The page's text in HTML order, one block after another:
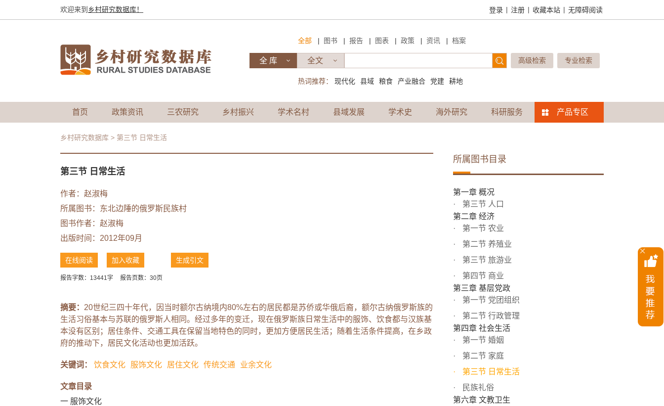
欢迎来到 乡村研究数据库！ 登录 | 注册 | 收藏本站 | 无障碍阅读
全部 | 图书 | 报告 | 图表 | 政策 | 资讯 | 档案
高级检索 专业检索
热词推荐： 现代化 县域 粮食 产业融合 党建 耕地
首页 政策资讯 三农研究 乡村振兴 学术名村 县域发展 学术史 海外研究 科研服务 产品专区
乡村研究数据库 > 第三节 日常生活
第三节 日常生活
作者： 赵淑梅
所属图书： 东北边陲的俄罗斯民族村
图书作者： 赵淑梅
出版时间：2012年09月
在线阅读 加入收藏 生成引文
报告字数：13441字 报告页数：30页
摘要： 20世纪三四十年代，因当时额尔古纳境内80%左右的居民都是苏侨或华俄后裔，额尔古纳俄罗斯族的
生活习俗基本与苏联的俄罗斯人相同。经过多年的变迁，现在俄罗斯族日常生活中的服饰、饮食都与汉族基
本没有区别；居住条件、交通工具在保留当地特色的同时，更加方便居民生活；随着生活条件提高，在乡政
府的推动下，居民文化活动也更加活跃。
关键词： 饮食文化 服饰文化 居住文化 传统交通 业余文化
文章目录
一 服饰文化
所属图书目录
第一章 概况
第三节 人口
第二章 经济
第一节 农业
第二节 养殖业
第三节 旅游业
第四节 商业
第三章 基层党政
第一节 党团组织
第二节 行政管理
第四章 社会生活
第一节 婚姻
第二节 家庭
第三节 日常生活
民族礼俗
第六章 文教卫生